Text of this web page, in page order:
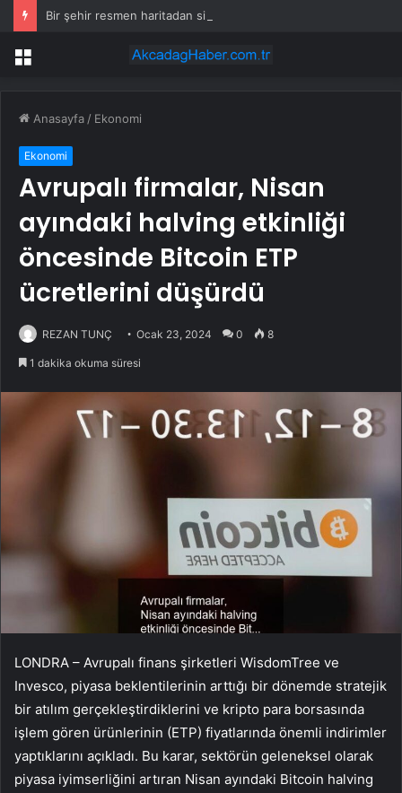
Bir şehir resmen haritadan silindi: Halk tahliye edildi
Menü
Anasayfa / Ekonomi
Ekonomi
Avrupalı ​​firmalar, Nisan
ayındaki halving etkinliği
öncesinde Bitcoin ETP
ücretlerini düşürdü
REZAN TUNÇ Ocak 23, 2024 0 8
1 dakika okuma süresi
LONDRA – Avrupalı ​​finans şirketleri WisdomTree ve
Invesco, piyasa beklentilerinin arttığı bir dönemde stratejik
bir atılım gerçekleştirdiklerini ve kripto para borsasında
işlem gören ürünlerinin (ETP) fiyatlarında önemli indirimler
yaptıklarını açıkladı. Bu karar, sektörün geleneksel olarak
piyasa iyimserliğini artıran Nisan ayındaki Bitcoin halving